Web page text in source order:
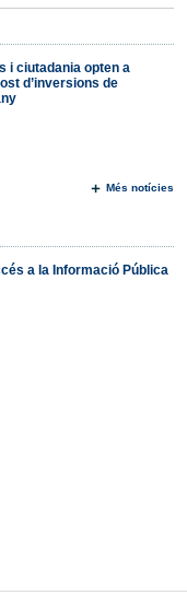
i ciutadania opten a
d’inversions de
Més notícies
a la Informació Pública